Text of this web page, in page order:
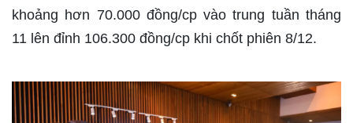
khoảng hơn 70.000 đồng/cp vào trung tuần tháng
11 lên đỉnh 106.300 đồng/cp khi chốt phiên 8/12.